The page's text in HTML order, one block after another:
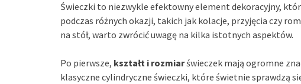
Świeczki to niezwykle efektowny element dekoracyjny,
podczas różnych okazji, takich jak kolacje, przyjęcia czy
na stół, warto zwrócić uwagę na kilka istotnych aspektów.
Po pierwsze, kształt i rozmiarświeczek mają ogromne
klasyczne cylindryczne świeczki, które świetnie sprawdzą